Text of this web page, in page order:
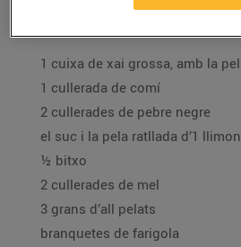
1 cuixa de xai grossa, amb la
1 cullerada de comí
2 cullerades de pebre negre
el suc i la pela ratllada d’1
½ bitxo
2 cullerades de mel
3 grans d’all pelats
branquetes de farigola